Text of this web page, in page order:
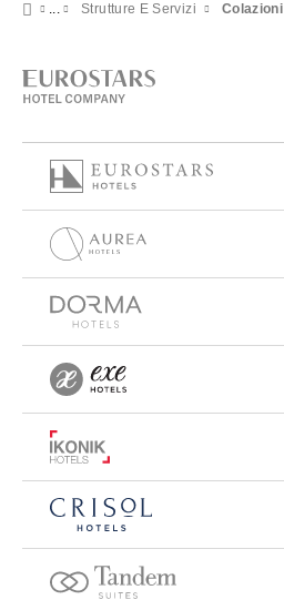
Strutture E Servizi Colazioni